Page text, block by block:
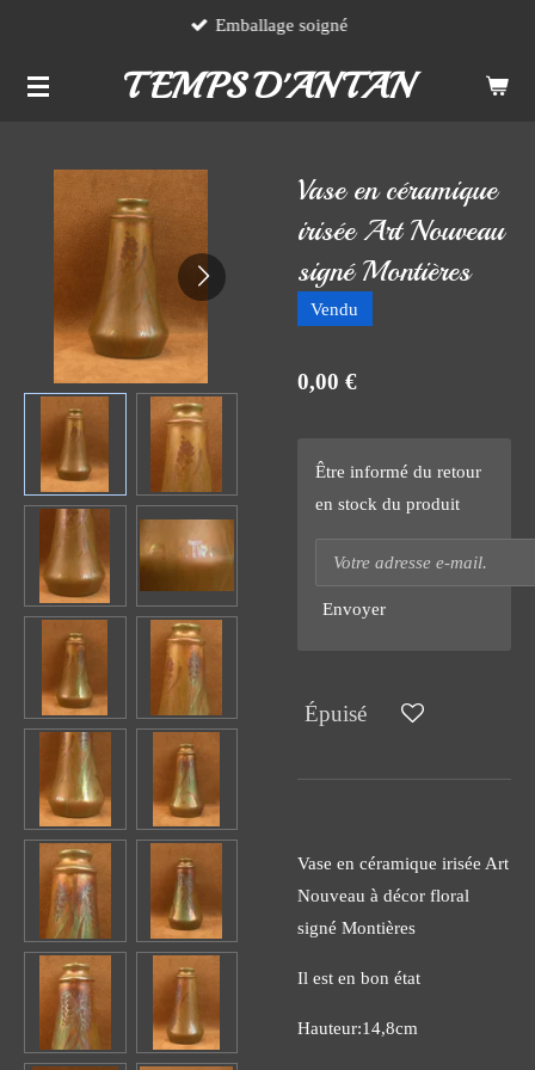
contenu
TEMPS D'ANTAN
Emballage soigné
Vase en céramique
irisée Art Nouveau
signé Montières
Vendu
0,00 €
Être informé du retour
en stock du produit
Envoyer
Épuisé
Vase en céramique irisée Art
Nouveau à décor floral
signé Montières
Il est en bon état
Hauteur:14,8cm